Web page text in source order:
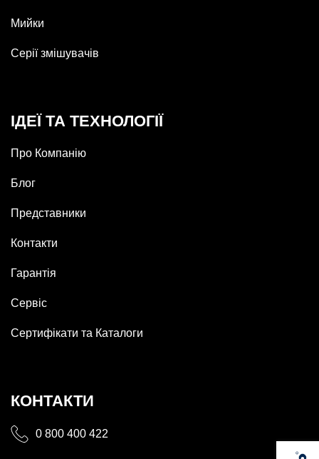
Мийки
Серії змішувачів
ІДЕЇ ТА ТЕХНОЛОГІЇ
Про Компанію
Блог
Представники
Контакти
Гарантія
Сервіс
Сертифікати та Каталоги
КОНТАКТИ
0 800 400 422